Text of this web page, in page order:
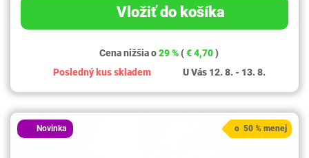
Vložiť do košíka
Cena nižšia o29 % (€ 4,70)
Posledný kus skladem
U Vás 12. 8. - 13. 8.
Novinka o 50 % menej